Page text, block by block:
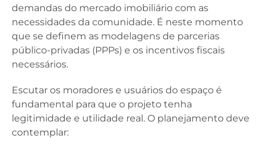
demandas do mercado imobiliário com as
necessidades da comunidade. É neste momento
que se definem as modelagens de parcerias
público-privadas (PPPs) e os incentivos fiscais
necessários.
Escutar os moradores e usuários do espaço é
fundamental para que o projeto tenha
legitimidade e utilidade real. O planejamento deve
contemplar: